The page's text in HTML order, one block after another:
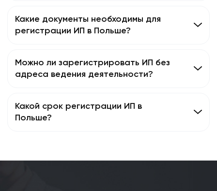
Какие документы необходимы для
регистрации ИП в Польше?
Можно ли зарегистрировать ИП без
адреса ведения деятельности?
Какой срок регистрации ИП в
Польше?